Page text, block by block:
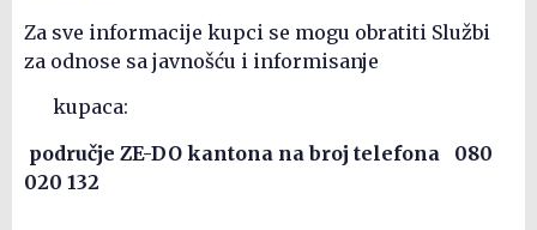
Za sve informacije kupci se mogu obratiti Službi
za odnose sa javnošću i informisanje
kupaca:
područje ZE-DO kantona na broj telefona 080
020 132